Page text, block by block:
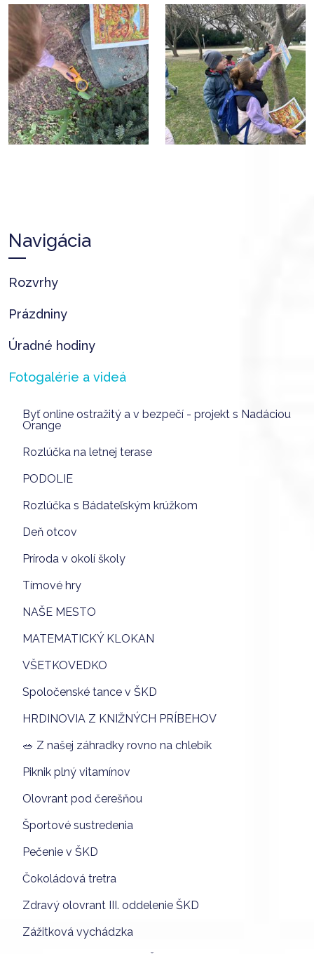
Navigácia
Rozvrhy
Prázdniny
Úradné hodiny
Fotogalérie a videá
Byť online ostražitý a v bezpečí - projekt s Nadáciou
Orange
Rozlúčka na letnej terase
PODOLIE
Rozlúčka s Bádateľským krúžkom
Deň otcov
Príroda v okolí školy
Tímové hry
NAŠE MESTO
MATEMATICKÝ KLOKAN
VŠETKOVEDKO
Spoločenské tance v ŠKD
HRDINOVIA Z KNIŽNÝCH PRÍBEHOV
🥗 Z našej záhradky rovno na chlebík
Piknik plný vitamínov
Olovrant pod čerešňou
Športové sustredenia
Pečenie v ŠKD
Čokoládová tretra
Zdravý olovrant III. oddelenie ŠKD
Zážitková vychádzka